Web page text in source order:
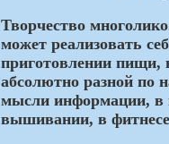
Творчество
может реализовать
приготовлении пищи,
абсолютно разной по
мысли информации, в
вышивании, в